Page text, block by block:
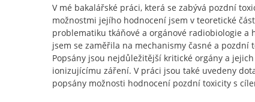
V mé bakalářské práci, která se zabývá pozdní
možnostmi jejího hodnocení jsem v teoretické
problematiku tkáňové a orgánové radiobiologie a
jsem se zaměřila na mechanismy časné a pozdní
Popsány jsou nejdůležitější kritické orgány a
ionizujícímu záření. V práci jsou také uvedeny
popsány možnosti hodnocení pozdní toxicity s